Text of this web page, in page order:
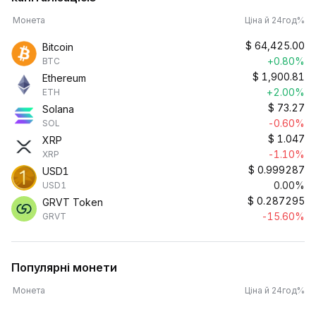
Монета Ціна й 24год%
Bitcoin
BTC
$ 64,425.00
+0.80%
Ethereum
ETH
$ 1,900.81
+2.00%
Solana
SOL
$ 73.27
-0.60%
XRP
XRP
$ 1.047
-1.10%
USD1
USD1
$ 0.999287
0.00%
GRVT Token
GRVT
$ 0.287295
-15.60%
Популярні монети
Монета Ціна й 24год%